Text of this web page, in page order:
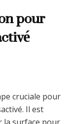
pour
cruciale pour
Il est